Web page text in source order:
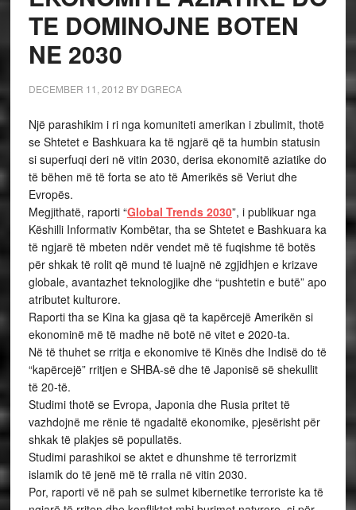
TE DOMINOJNE BOTEN
NE 2030
DECEMBER 11, 2012 BY DGRECA
Një parashikim i ri nga komuniteti amerikan i zbulimit, thotë
se Shtetet e Bashkuara ka të ngjarë që ta humbin statusin
si superfuqi deri në vitin 2030, derisa ekonomitë aziatike do
të bëhen më të forta se ato të Amerikës së Veriut dhe
Evropës.
Megjithatë, raporti “Global Trends 2030”, i publikuar nga
Këshilli Informativ Kombëtar, tha se Shtetet e Bashkuara ka
të ngjarë të mbeten ndër vendet më të fuqishme të botës
për shkak të rolit që mund të luajnë në zgjidhjen e krizave
globale, avantazhet teknologjike dhe “pushtetin e butë” apo
atributet kulturore.
Raporti tha se Kina ka gjasa që ta kapërcejë Amerikën si
ekonominë më të madhe në botë në vitet e 2020-ta.
Në të thuhet se rritja e ekonomive të Kinës dhe Indisë do të
“kapërcejë” rritjen e SHBA-së dhe të Japonisë së shekullit
të 20-të.
Studimi thotë se Evropa, Japonia dhe Rusia pritet të
vazhdojnë me rënie të ngadaltë ekonomike, pjesërisht për
shkak të plakjes së popullatës.
Studimi parashikoi se aktet e dhunshme të terrorizmit
islamik do të jenë më të rralla në vitin 2030.
Por, raporti vë në pah se sulmet kibernetike terroriste ka të